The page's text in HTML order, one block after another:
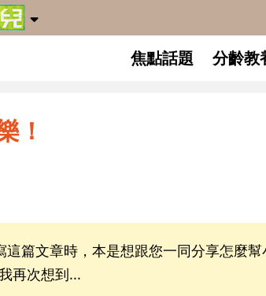
焦點話題 分齡教
！
這篇文章時，本是想跟您一同分享怎麼幫
再次想到...